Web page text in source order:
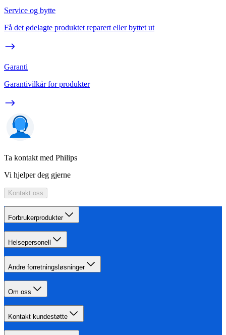
Service og bytte
Få det ødelagte produktet reparert eller byttet ut
Garanti
Garantivilkår for produkter
Ta kontakt med Philips
Vi hjelper deg gjerne
Kontakt oss
Forbrukerprodukter
Helsepersonell
Andre forretningsløsninger
Om oss
Kontakt kundestøtte